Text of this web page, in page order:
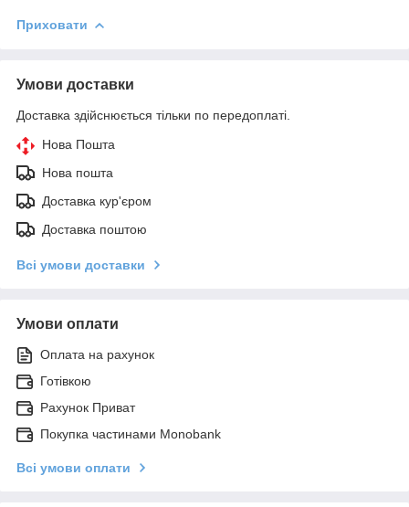
Приховати
Умови доставки
Доставка здійснюється тільки по передоплаті.
Нова Пошта
Нова пошта
Доставка кур'єром
Доставка поштою
Всі умови доставки
Умови оплати
Оплата на рахунок
Готівкою
Рахунок Приват
Покупка частинами Monobank
Всі умови оплати